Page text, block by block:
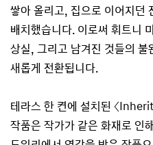
쌓아 올리고, 집으로 이어지던
배치했습니다. 이로써 휘트니
상실, 그리고 남겨진 것들의
새롭게 전환됩니다.
테라스 한 켠에 설치된 〈
작품은 작가가 같은 화재로 인